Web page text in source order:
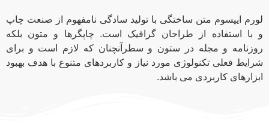
لورم ایپسوم متن ساختگی با تولید سادگی نامفهوم از صنعت چاپ
و با استفاده از طراحان گرافیک است. چاپگرها و متون بلکه
روزنامه و مجله در ستون و سطرآنچنان که لازم است و برای
شرایط فعلی تکنولوژی مورد نیاز و کاربردهای متنوع با هدف بهبود
ابزارهای کاربردی می باشد.